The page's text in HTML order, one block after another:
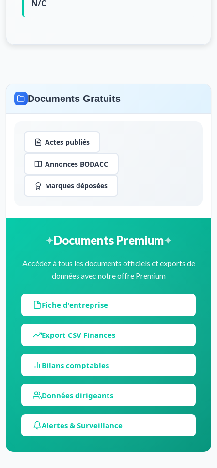
N/C
Documents Gratuits
Actes publiés
Annonces BODACC
Marques déposées
Documents Premium
Accédez à tous les documents officiels et exports de
données avec notre offre Premium
Fiche d'entreprise
Export CSV Finances
Bilans comptables
Données dirigeants
Alertes & Surveillance